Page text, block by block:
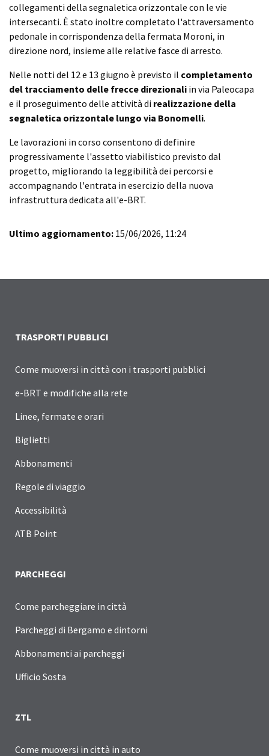
collegamenti della segnaletica orizzontale con le vie
intersecanti. È stato inoltre completato l'attraversamento
pedonale in corrispondenza della fermata Moroni, in
direzione nord, insieme alle relative fasce di arresto.
Nelle notti del 12 e 13 giugno è previsto il completamento
del tracciamento delle frecce direzionali in via Paleocapa
e il proseguimento delle attività di realizzazione della
segnaletica orizzontale lungo via Bonomelli.
Le lavorazioni in corso consentono di definire
progressivamente l'assetto viabilistico previsto dal
progetto, migliorando la leggibilità dei percorsi e
accompagnando l'entrata in esercizio della nuova
infrastruttura dedicata all'e-BRT.
Ultimo aggiornamento: 15/06/2026, 11:24
TRASPORTI PUBBLICI
Come muoversi in città con i trasporti pubblici
e-BRT e modifiche alla rete
Linee, fermate e orari
Biglietti
Abbonamenti
Regole di viaggio
Accessibilità
ATB Point
PARCHEGGI
Come parcheggiare in città
Parcheggi di Bergamo e dintorni
Abbonamenti ai parcheggi
Ufficio Sosta
ZTL
Come muoversi in città in auto